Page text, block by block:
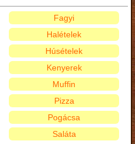
Fagyi
Halételek
Húsételek
Kenyerek
Muffin
Pizza
Pogácsa
Saláta